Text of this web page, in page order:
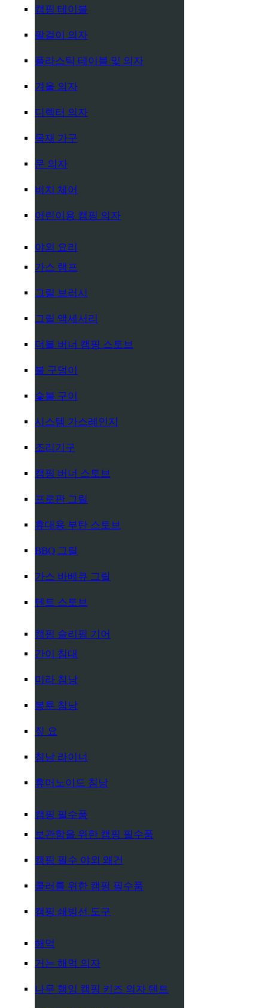
캠핑 테이블
팔걸이 의자
플라스틱 테이블 및 의자
겨울 의자
디렉터 의자
목재 가구
문 의자
비치 체어
어린이용 캠핑 의자
야외 요리
가스 램프
그릴 브러시
그릴 액세서리
더블 버너 캠핑 스토브
불 구덩이
숯불 구이
시스템 가스레인지
조리기구
캠핑 버너 스토브
프로판 그릴
휴대용 부탄 스토브
BBQ 그릴
가스 바베큐 그릴
텐트 스토브
캠핑 슬리핑 기어
간이 침대
미라 침낭
봉투 침낭
짚 요
침낭 라이너
휴머노이드 침낭
캠핑 필수품
보관함을 위한 캠핑 필수품
캠핑 필수 야외 왜건
쿨러를 위한 캠핑 필수품
캠핑 쇄빙선 도구
해먹
거는 해먹 의자
나무 행잉 캠핑 키즈 의자 텐트